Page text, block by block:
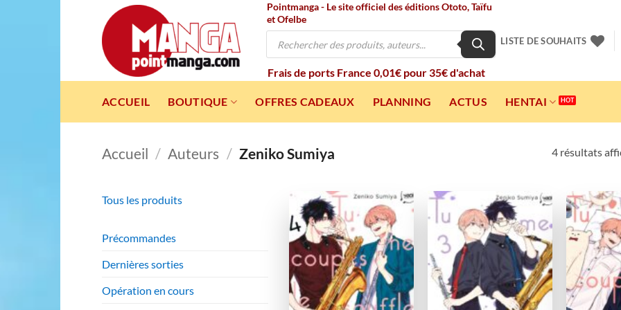
Pointmanga - Le site officiel des éditions Ototo, Taïfu
et Ofelbe
Recherche
Frais de ports France 0,01€ pour 35€ d'achat
LISTE DE SOUHAITS
ACCUEIL BOUTIQUE OFFRES CADEAUX PLANNING ACTUS HENTAI
Accueil / Auteurs / Zeniko Sumiya 4 résultats
Tous les produits
Précommandes
Dernières sorties
Opération en cours
Ajouter
à la
wishlist
Ajouter
à la
wishlist